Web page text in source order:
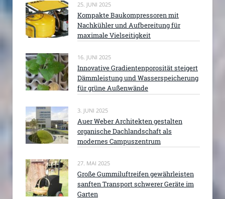
25. JUNI 2025
Kompakte Baukompressoren mit
Nachkühler und Aufbereitung für
maximale Vielseitigkeit
16. JUNI 2025
Innovative Gradientenporosität steigert
Dämmleistung und Wasserspeicherung
für grüne Außenwände
3. JUNI 2025
Auer Weber Architekten gestalten
organische Dachlandschaft als
modernes Campuszentrum
27. MAI 2025
Große Gummiluftreifen gewährleisten
sanften Transport schwerer Geräte im
Garten